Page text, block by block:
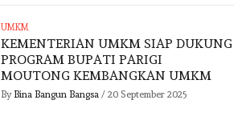
UMKM
KEMENTERIAN UMKM SIAP DUKUNG
PROGRAM BUPATI PARIGI
MOUTONG KEMBANGKAN UMKM
By Bina Bangun Bangsa / 20 September 2025